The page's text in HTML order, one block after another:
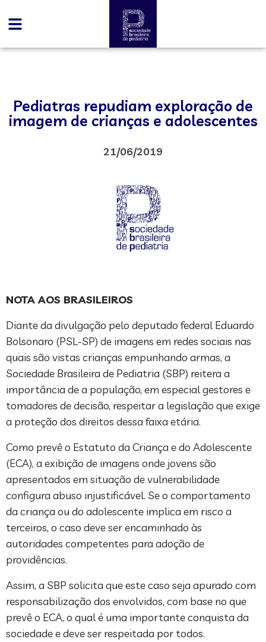
Pediatras repudiam exploração de
imagem de crianças e adolescentes
21/06/2019
NOTA AOS BRASILEIROS
Diante da divulgação pelo deputado federal Eduardo
Bolsonaro (PSL-SP) de imagens em redes sociais nas
quais são vistas crianças empunhando armas, a
Sociedade Brasileira de Pediatria (SBP) reitera a
importância de a população, em especial gestores e
tomadores de decisão, respeitar a legislação que exige
a proteção dos direitos dessa faixa etária.
Como prevê o Estatuto da Criança e do Adolescente
(ECA), a exibição de imagens onde jovens são
apresentados em situação de vulnerabilidade
configura abuso injustificável. Se o comportamento
da criança ou do adolescente implica em risco a
terceiros, o caso deve ser encaminhado às
autoridades competentes para adoção de
providências.
Assim, a SBP solicita que este caso seja apurado com
responsabilização dos envolvidos, com base no que
prevê o ECA, o qual é uma importante conquista da
sociedade e deve ser respeitada por todos.